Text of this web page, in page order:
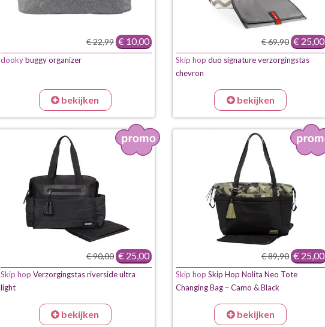
€ 22,99 € 10,00
dookybuggy organizer
bekijken
€ 69,90 € 25,00
Skip hop duo signature verzorgingstas
chevron
bekijken
€ 90,00 € 25,00
Skip hop Verzorgingstas riverside ultra
light
bekijken
€ 89,90 € 25,00
Skip hop Skip Hop Nolita Neo Tote
Changing Bag – Camo & Black
bekijken